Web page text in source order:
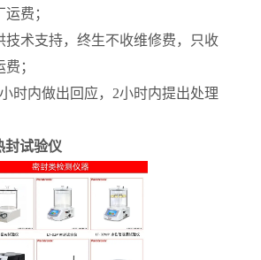
费；
技术支持，终生不收维修费，只收
；
时内做出回应，2小时内提出处理
封试验仪